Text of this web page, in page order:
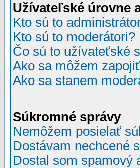
Užívateľské úrovne
Kto sú to
Kto sú to moderátori?
Čo sú to užívateťské
Ako sa môžem
Ako sa stanem
Súkromné správy
Nemôžem posielať
Dostávam nechcené
Dostal som spamový